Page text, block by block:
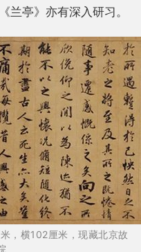
亭》亦有深入研习。
，横102厘米，现藏北京故